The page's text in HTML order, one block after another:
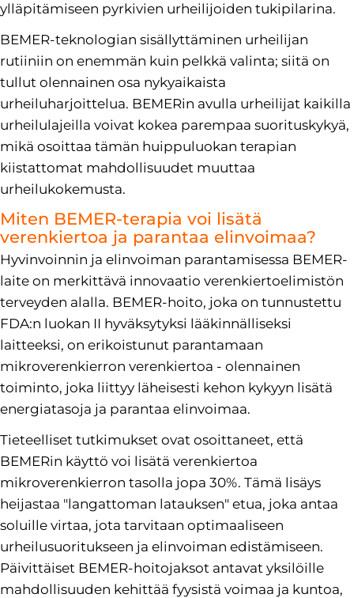
ylläpitämiseen pyrkivien urheilijoiden tukipilarina.
BEMER-teknologian sisällyttäminen urheilijan
rutiiniin on enemmän kuin pelkkä valinta; siitä on
tullut olennainen osa nykyaikaista
urheiluharjoittelua. BEMERin avulla urheilijat kaikilla
urheilulajeilla voivat kokea parempaa suorituskykyä,
mikä osoittaa tämän huippuluokan terapian
kiistattomat mahdollisuudet muuttaa
urheilukokemusta.
Miten BEMER-terapia voi lisätä
verenkiertoa ja parantaa elinvoimaa?
Hyvinvoinnin ja elinvoiman parantamisessa BEMER-
laite on merkittävä innovaatio verenkiertoelimistön
terveyden alalla. BEMER-hoito, joka on tunnustettu
FDA:n luokan II hyväksytyksi lääkinnälliseksi
laitteeksi, on erikoistunut parantamaan
mikroverenkierron verenkiertoa - olennainen
toiminto, joka liittyy läheisesti kehon kykyyn lisätä
energiatasoja ja parantaa elinvoimaa.
Tieteelliset tutkimukset ovat osoittaneet, että
BEMERin käyttö voi lisätä verenkiertoa
mikroverenkierron tasolla jopa 30%. Tämä lisäys
heijastaa "langattoman latauksen" etua, joka antaa
soluille virtaa, jota tarvitaan optimaaliseen
urheilusuoritukseen ja elinvoiman edistämiseen.
Päivittäiset BEMER-hoitojaksot antavat yksilöille
mahdollisuuden kehittää fyysistä voimaa ja kuntoa,